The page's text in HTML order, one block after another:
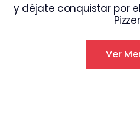
y déjate conquistar por
Ver